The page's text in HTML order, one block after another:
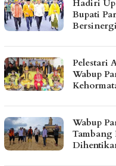
Hadiri
Bupati
Pelestari
Wabup
Wabup
Tambang